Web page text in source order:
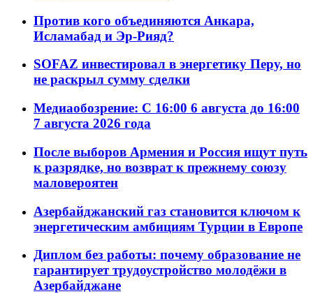
Против кого объединяются Анкара,
Исламабад и Эр-Рияд?
SOFAZ инвестировал в энергетику Перу, но
не раскрыл сумму сделки
Медиаобозрение: С 16:00 6 августа до 16:00
7 августа 2026 года
После выборов Армения и Россия ищут путь
к разрядке, но возврат к прежнему союзу
маловероятен
Азербайджанский газ становится ключом к
энергетическим амбициям Турции в Европе
Диплом без работы: почему образование не
гарантирует трудоустройство молодёжи в
Азербайджане